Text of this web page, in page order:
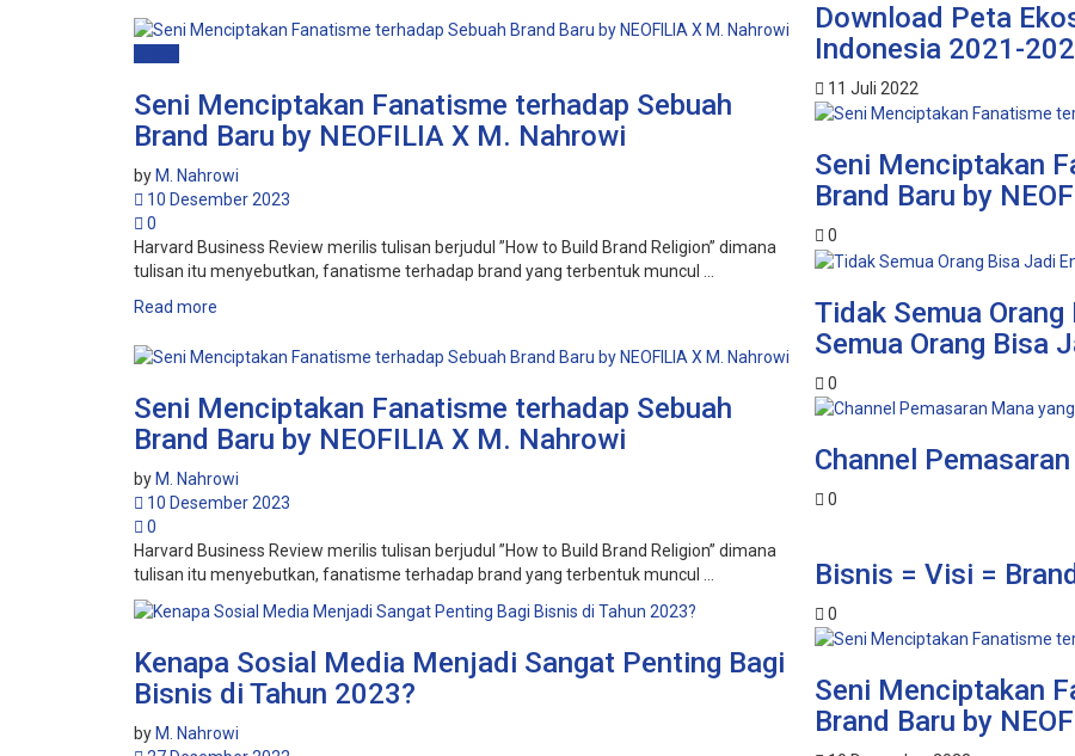
Seni Menciptakan Fanatisme terhadap Sebuah
Brand Baru by NEOFILIA X M. Nahrowi
by M. Nahrowi
10 Desember 2023
0
Harvard Business Review merilis tulisan berjudul ”How to Build Brand Religion” dimana
tulisan itu menyebutkan, fanatisme terhadap brand yang terbentuk muncul ...
Read more
Seni Menciptakan Fanatisme terhadap Sebuah
Brand Baru by NEOFILIA X M. Nahrowi
byM. Nahrowi
10 Desember 2023
0
Harvard Business Review merilis tulisan berjudul ”How to Build Brand Religion” dimana
tulisan itu menyebutkan, fanatisme terhadap brand yang terbentuk muncul ...
Kenapa Sosial Media Menjadi Sangat Penting Bagi
Bisnis di Tahun 2023?
by M. Nahrowi
Download Peta
Indonesia 2021-
11 Juli 2022
Seni Menciptakan
Brand Baru by
0
Tidak Semua
Semua Orang Bisa
0
Channel
0
Bisnis = Visi = Brand
0
Seni Menciptakan
Brand Baru by